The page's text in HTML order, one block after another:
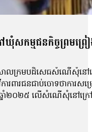
កម្មជនកិច្ចព្រមព្រ
ាលក្រមបដិសេធសំណើសុំនៅក្
ការពារជនជាប់ចោទថាកា
នាំ២០២៥ លើសំណើសុំនៅក្រ
សឺន ជុំជួន បានថ្លែងប្រាប់